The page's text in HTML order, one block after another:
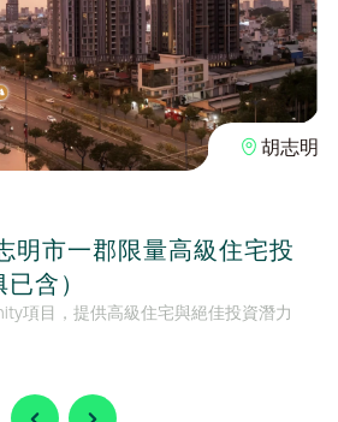
胡志明
明市一郡限量高級住宅投
含）
項目，提供高級住宅與絕佳投資潛力